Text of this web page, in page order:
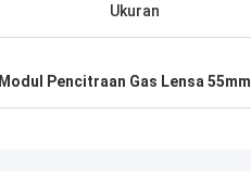
Ukuran
Modul Pencitraan Gas Lensa 55mm